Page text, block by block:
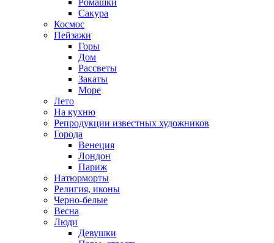
Ромашки
Сакура
Космос
Пейзажи
Горы
Дом
Рассветы
Закаты
Море
Лето
На кухню
Репродукции известных художников
Города
Венеция
Лондон
Париж
Натюрморты
Религия, иконы
Черно-белые
Весна
Люди
Девушки